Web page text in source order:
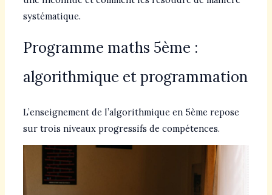
systématique.
Programme maths 5ème :
algorithmique et programmation
L’enseignement de l’algorithmique en 5ème repose
sur trois niveaux progressifs de compétences.